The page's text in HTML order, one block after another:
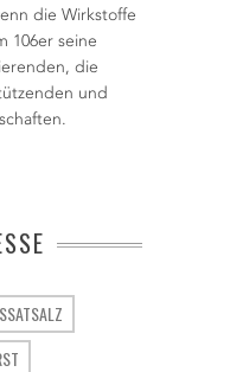
die Wirkstoffe
106er seine
die
und